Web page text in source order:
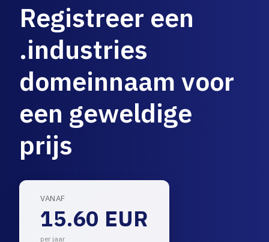
Registreer een
.industries
domeinnaam voor
een geweldige
prijs
VANAF
15.60 EUR
per jaar